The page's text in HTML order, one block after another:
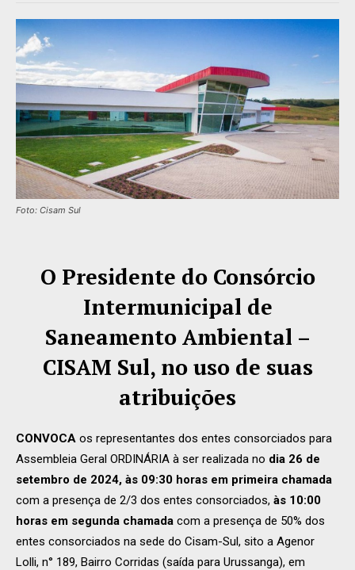
Foto: Cisam Sul
O Presidente do Consórcio
Intermunicipal de
Saneamento Ambiental –
CISAM Sul, no uso de suas
atribuições
CONVOCA os representantes dos entes consorciados para
Assembleia Geral ORDINÁRIA à ser realizada no dia 26 de
setembro de 2024, às 09:30 horas em primeira chamada
com a presença de 2/3 dos entes consorciados, às 10:00
horas em segunda chamada com a presença de 50% dos
entes consorciados na sede do Cisam-Sul, sito a Agenor
Lolli, n° 189, Bairro Corridas (saída para Urussanga), em